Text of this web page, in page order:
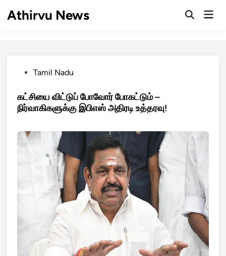
Athirvu News
OpenMain
PostedTamil Nadu
கட்சியை விட்டுப் போவோர் போகட்டும் –
நிர்வாகிகளுக்கு இபிஎஸ் அதிரடி உத்தரவு!